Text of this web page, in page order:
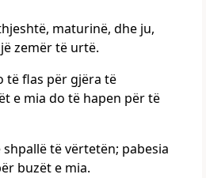
maturinë, dhe ju,
zemër të urtë.
të flas për gjëra të
e mia do të hapen për të
të vërtetën; pabesia
buzët e mia.